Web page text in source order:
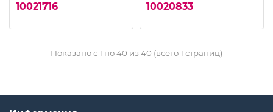
10021716 10020833
Показано с 1 по 40 из 40 (всего 1 страниц)